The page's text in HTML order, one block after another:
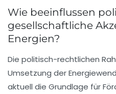
Wie beeinflussen
gesellschaftliche
Energien?
Die politisch-rechtlichen
Umsetzung der
aktuell die Grundlage für